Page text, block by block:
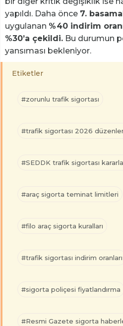
yapıldı. Daha önce 7.
uygulanan %40 indirim
%30’a çekildi. Bu durumun
yansıması bekleniyor.
Etiketler
#zorunlu trafik sigortası
#trafik sigortası 2026
#SEDDK trafik sigortası
#araç sigorta teminat limitleri
#filo araç sigorta kuralları
#trafik sigortası indirim oranları
#sigorta poliçesi fiyatlandırma
#Resmi Gazete sigorta